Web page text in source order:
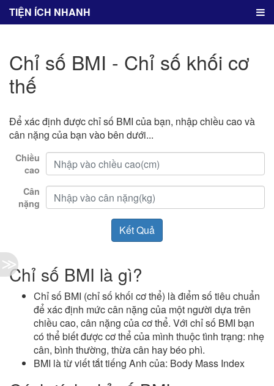
TIỆN ÍCH NHANH
Chỉ số BMI - Chỉ số khối cơ
thế
Để xác định được chỉ số BMI của bạn, nhập chiều cao và
cân nặng của bạn vào bên dưới...
Chiều
cao
Cân
nặng
Chỉ số BMI là gì?
Chỉ số BMI (chỉ số khối cơ thể) là điểm số tiêu chuẩn
để xác định mức cân nặng của một người dựa trên
chiều cao, cân nặng của cơ thể. Với chỉ số BMI bạn
có thể biết được cơ thể của mình thuộc tình trạng: nhẹ
cân, bình thường, thừa cân hay béo phì.
BMI là từ viết tắt tiếng Anh của: Body Mass Index
≫